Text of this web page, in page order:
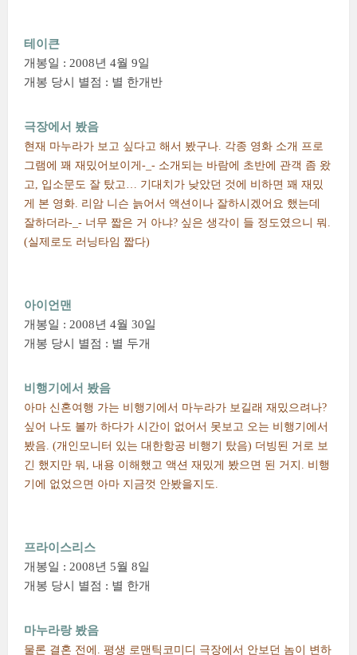
테이큰
개봉일 : 2008년 4월 9일
개봉 당시 별점 : 별 한개반
극장에서 봤음
현재 마누라가 보고 싶다고 해서 봤구나. 각종 영화 소개 프로
그램에 꽤 재밌어보이게-_- 소개되는 바람에 초반에 관객 좀 왔
고, 입소문도 잘 탔고… 기대치가 낮았던 것에 비하면 꽤 재밌
게 본 영화. 리암 니슨 늙어서 액션이나 잘하시겠어요 했는데
잘하더라-_- 너무 짧은 거 아냐? 싶은 생각이 들 정도였으니 뭐.
(실제로도 러닝타임 짧다)
아이언맨
개봉일 : 2008년 4월 30일
개봉 당시 별점 : 별 두개
비행기에서 봤음
아마 신혼여행 가는 비행기에서 마누라가 보길래 재밌으려나?
싶어 나도 볼까 하다가 시간이 없어서 못보고 오는 비행기에서
봤음. (개인모니터 있는 대한항공 비행기 탔음) 더빙된 거로 보
긴 했지만 뭐, 내용 이해했고 액션 재밌게 봤으면 된 거지. 비행
기에 없었으면 아마 지금껏 안봤을지도.
프라이스리스
개봉일 : 2008년 5월 8일
개봉 당시 별점 : 별 한개
마누라랑 봤음
물론 결혼 전에. 평생 로맨틱코미디 극장에서 안보던 놈이 변하